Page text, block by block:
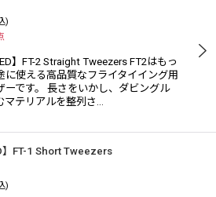
)
】FT-2 Straight Tweezers FT2はもっ
に使える高品質なフライタイイング用
ーです。 長さをいかし、ダビングル
マテリアルを整列さ…
】FT-1 Short Tweezers
)